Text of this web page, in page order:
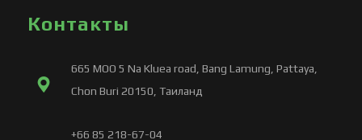
Контакты
665 MOO 5 Na Kluea road, Bang Lamung, Pattaya,
Chon Buri 20150, Таиланд
+66 85 218-67-04